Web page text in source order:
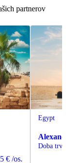
partnerov
€ /os.
Egypt
Doba